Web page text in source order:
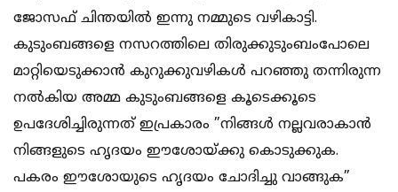
ജോസഫ് ചിന്തയില്‍ ഇന്നു നമ്മുടെ വഴികാട്ടി.
കുടുംബങ്ങളെ നസറത്തിലെ തിരുക്കുടുംബംപോലെ
മാറ്റിയെടുക്കാന്‍ കുറുക്കുവഴികള്‍ പറഞ്ഞു തന്നിരുന്ന
നല്‍കിയ അമ്മ കുടുംബങ്ങളെ കൂടെക്കൂടെ
ഉപദേശിച്ചിരുന്നത് ഇപ്രകാരം ”നിങ്ങള്‍ നല്ലവരാകാന്‍
നിങ്ങളുടെ ഹൃദയം ഈശോയ്ക്കു കൊടുക്കുക.
പകരം ഈശോയുടെ ഹൃദയം ചോദിച്ചു വാങ്ങുക”